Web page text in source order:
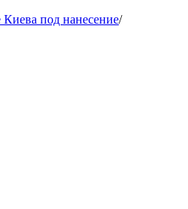
под нанесение/